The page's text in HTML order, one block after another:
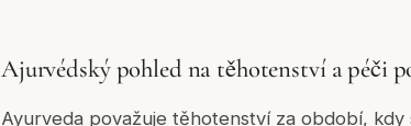
Ajurvédský pohled na těhotenství a péči
Ayurveda považuje těhotenství za období, kdy